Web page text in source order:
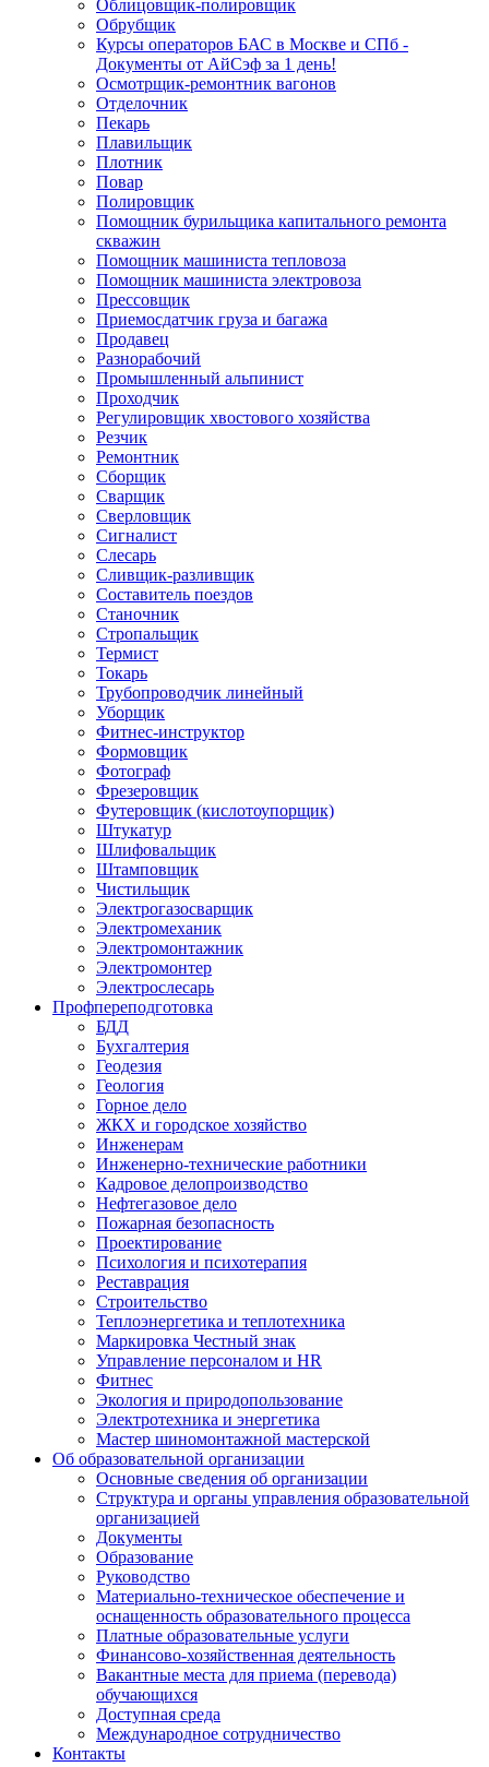
Облицовщик-полировщик
Обрубщик
Курсы операторов БАС в Москве и СПб -
Документы от АйСэф за 1 день!
Осмотрщик-ремонтник вагонов
Отделочник
Пекарь
Плавильщик
Плотник
Повар
Полировщик
Помощник бурильщика капитального ремонта
скважин
Помощник машиниста тепловоза
Помощник машиниста электровоза
Прессовщик
Приемосдатчик груза и багажа
Продавец
Разнорабочий
Промышленный альпинист
Проходчик
Регулировщик хвостового хозяйства
Резчик
Ремонтник
Сборщик
Сварщик
Сверловщик
Сигналист
Слесарь
Сливщик-разливщик
Составитель поездов
Станочник
Стропальщик
Термист
Токарь
Трубопроводчик линейный
Уборщик
Фитнес-инструктор
Формовщик
Фотограф
Фрезеровщик
Футеровщик (кислотоупорщик)
Штукатур
Шлифовальщик
Штамповщик
Чистильщик
Электрогазосварщик
Электромеханик
Электромонтажник
Электромонтер
Электрослесарь
Профпереподготовка
БДД
Бухгалтерия
Геодезия
Геология
Горное дело
ЖКХ и городское хозяйство
Инженерам
Инженерно-технические работники
Кадровое делопроизводство
Нефтегазовое дело
Пожарная безопасность
Проектирование
Психология и психотерапия
Реставрация
Строительство
Теплоэнергетика и теплотехника
Маркировка Честный знак
Управление персоналом и HR
Фитнес
Экология и природопользование
Электротехника и энергетика
Мастер шиномонтажной мастерской
Об образовательной организации
Основные сведения об организации
Структура и органы управления образовательной
организацией
Документы
Образование
Руководство
Материально-техническое обеспечение и
оснащенность образовательного процесса
Платные образовательные услуги
Финансово-хозяйственная деятельность
Вакантные места для приема (перевода)
обучающихся
Доступная среда
Международное сотрудничество
Контакты